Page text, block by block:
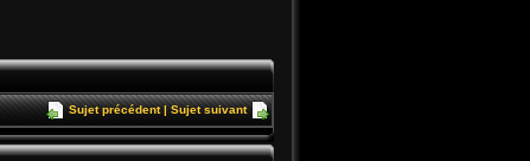
Sujet précédent| Sujet suivant